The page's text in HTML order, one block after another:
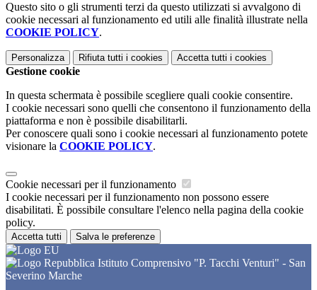
Questo sito o gli strumenti terzi da questo utilizzati si avvalgono di
cookie necessari al funzionamento ed utili alle finalità illustrate nella
COOKIE POLICY.
Personalizza Rifiuta tutti i cookies Accetta tutti i cookies
Gestione cookie
In questa schermata è possibile scegliere quali cookie consentire.
I cookie necessari sono quelli che consentono il funzionamento della
piattaforma e non è possibile disabilitarli.
Per conoscere quali sono i cookie necessari al funzionamento potete
visionare la COOKIE POLICY.
Cookie necessari per il funzionamento
I cookie necessari per il funzionamento non possono essere
disabilitati. È possibile consultare l'elenco nella pagina della cookie
policy.
Accetta tutti Salva le preferenze
Istituto Comprensivo "P. Tacchi Venturi" - San
Severino Marche